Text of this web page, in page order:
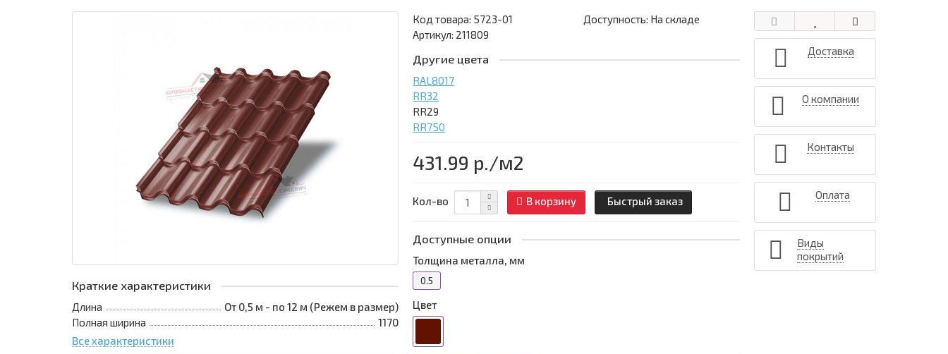
Краткие характеристики
Длина
От 0,5 м - по 12 м (Режем в размер)
Полная ширина
1170
Все характеристики
Код товара: 5723-01
Доступность: На складе
Артикул: 211809
Другие цвета
RAL8017
RR32
RR29
RR750
431.99 р./м2
Кол-во В корзину Быстрый заказ
Доступные опции
Толщина металла, мм
0.5
Цвет
Доставка
О компании
Контакты
Оплата
Виды
покрытий